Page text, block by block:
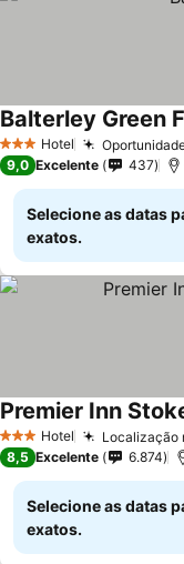
3 EstrelasHotel
Balterley Green
9,0 Excelente 437
Selecione as datas
exatos.
3 EstrelasHotel Localização
Premier Inn
8,5 Excelente 6.874
Selecione as datas
exatos.